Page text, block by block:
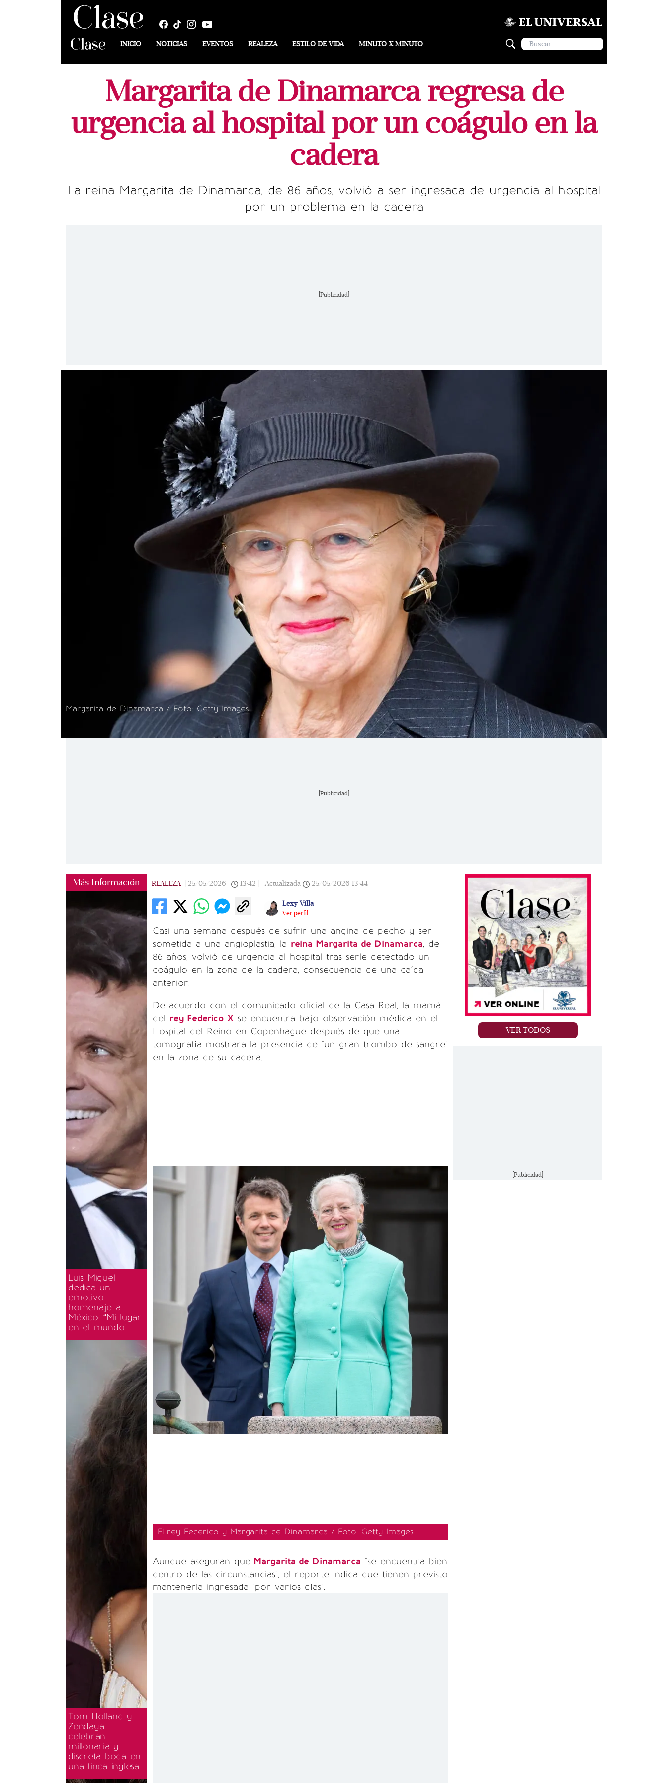
INICIO NOTICIAS EVENTOS REALEZA ESTILO DE VIDA MINUTO X MINUTO
Margarita de Dinamarca regresa de
urgencia al hospital por un coágulo en la
cadera
La reina Margarita de Dinamarca, de 86 años, volvió a ser ingresada de urgencia al hospital
por un problema en la cadera
[Publicidad]
Margarita de Dinamarca / Foto: Getty Images
[Publicidad]
Más Información
Luis Miguel
dedica un
emotivo
homenaje a
México: “Mi lugar
en el mundo"
Tom Holland y
Zendaya
celebran
millonaria y
discreta boda en
una finca inglesa
REALEZA 25/05/2026 13:42 Actualizada 25/05/2026 13:44
Lexy Villa
Ver perfil
Casi una semana después de sufrir una angina de pecho y ser
sometida a una angioplastia, la reina Margarita de Dinamarca, de
86 años, volvió de urgencia al hospital tras serle detectado un
coágulo en la zona de la cadera, consecuencia de una caída
anterior.
De acuerdo con el comunicado oficial de la Casa Real, la mamá
del rey Federico X se encuentra bajo observación médica en el
Hospital del Reino en Copenhague después de que una
tomografía mostrara la presencia de "un gran trombo de sangre"
en la zona de su cadera.
El rey Federico y Margarita de Dinamarca / Foto: Getty Images
Aunque aseguran que Margarita de Dinamarca "se encuentra bien
dentro de las circunstancias", el reporte indica que tienen previsto
mantenerla ingresada "por varios días".
VER TODOS
[Publicidad]